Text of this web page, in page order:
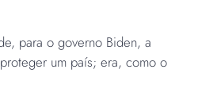
para o governo Biden, a
um país; era, como o